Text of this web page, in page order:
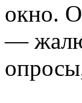
окно.
—